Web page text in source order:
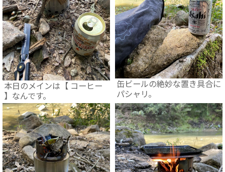
本日のメインは【 コーヒー
】なんです。
缶ビールの絶妙な置き具合に
パシャリ。